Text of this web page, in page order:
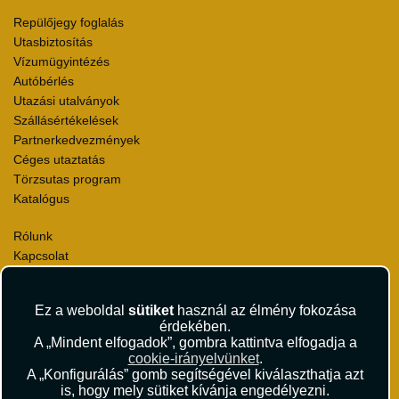
Ez a weboldal sütikethasznál az élmény fokozása
érdekében.
A „Mindent elfogadok”, gombra kattintva elfogadja a
cookie-irányelvünket.
A „Konfigurálás” gomb segítségével kiválaszthatja azt
is, hogy mely sütiket kívánja engedélyezni.
Repülőjegy foglalás
Utasbiztosítás
Vízumügyintézés
Autóbérlés
Utazási utalványok
Szállásértékelések
Partnerkedvezmények
Céges utaztatás
Törzsutas program
Katalógus
Rólunk
Kapcsolat
Viszonteladás
Karrier
Pályázatok
Elismerések és díjak
Környezettudatosság